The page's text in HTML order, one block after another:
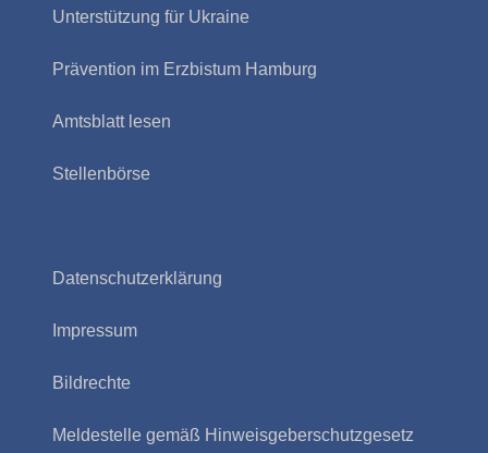
Unterstützung für Ukraine
Prävention im Erzbistum Hamburg
Amtsblatt lesen
Stellenbörse
Datenschutzerklärung
Impressum
Bildrechte
Meldestelle gemäß Hinweisgeberschutzgesetz